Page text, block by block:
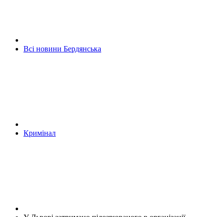
Всі новини Бердянська
Кримінал